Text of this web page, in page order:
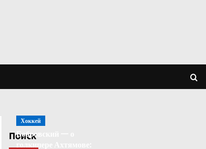
Поиск
Хоккей
Бобровский — о